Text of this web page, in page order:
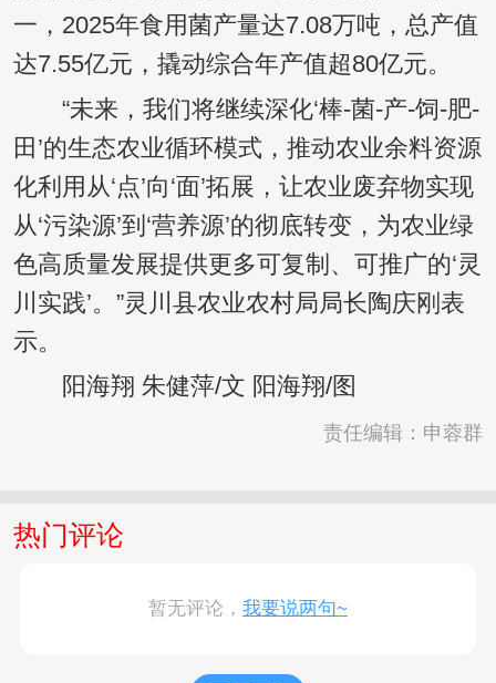
一，2025年食用菌产量达7.08万吨，总产值
达7.55亿元，撬动综合年产值超80亿元。
“未来，我们将继续深化‘棒-菌-产-饲-肥-
田’的生态农业循环模式，推动农业余料资源
化利用从‘点’向‘面’拓展，让农业废弃物实现
从‘污染源’到‘营养源’的彻底转变，为农业绿
色高质量发展提供更多可复制、可推广的‘灵
川实践’。”灵川县农业农村局局长陶庆刚表
示。
阳海翔 朱健萍/文 阳海翔/图
责任编辑：申蓉群
热门评论
暂无评论， 我要说两句~